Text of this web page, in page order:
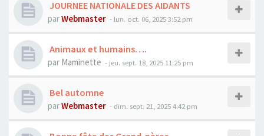
JOURNEE NATIONALE DES AIDANTS
parWebmaster - lun. oct. 06, 2025 3:52 pm
Animaux et humains….
par Maminette - jeu. sept. 18, 2025 11:25 pm
Bel automne
parWebmaster - dim. sept. 21, 2025 4:42 pm